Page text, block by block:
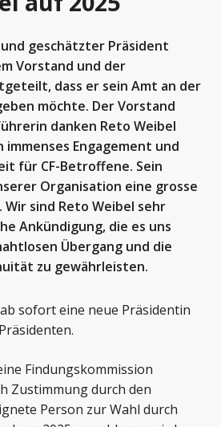
geschätzter Präsident
Vorstand und der
dass er sein Amt an der
möchte. Der Vorstand
danken Reto Weibel
Engagement und
für CF-Betroffene. Sein
Organisation eine grosse
sind Reto Weibel sehr
Ankündigung, die es uns
Übergang und die
zu gewährleisten.
sofort eine neue Präsidentin
Findungskommission
Zustimmung durch den
Person zur Wahl durch